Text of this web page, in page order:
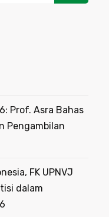
Prof. Asra Bahas
Pengambilan
FK UPNVJ
dalam